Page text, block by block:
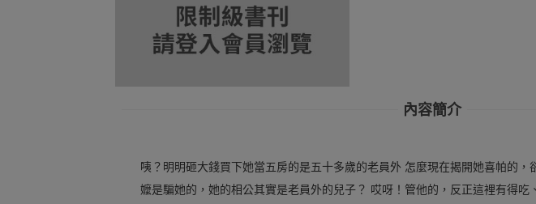
內容簡介
咦？明明砸大錢買下她當五房的是五十多歲的老員外 怎麼現在揭開她喜帕的
嬤是騙她的，她的相公其實是老員外的兒子？ 哎呀！管他的，反正這裡有得